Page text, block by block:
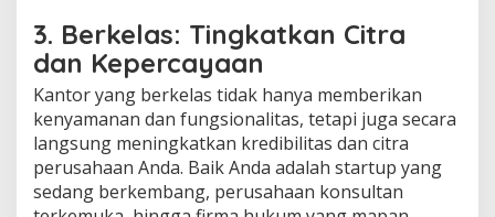
3. Berkelas: Tingkatkan Citra
dan Kepercayaan
Kantor yang berkelas tidak hanya memberikan
kenyamanan dan fungsionalitas, tetapi juga secara
langsung meningkatkan kredibilitas dan citra
perusahaan Anda. Baik Anda adalah startup yang
sedang berkembang, perusahaan konsultan